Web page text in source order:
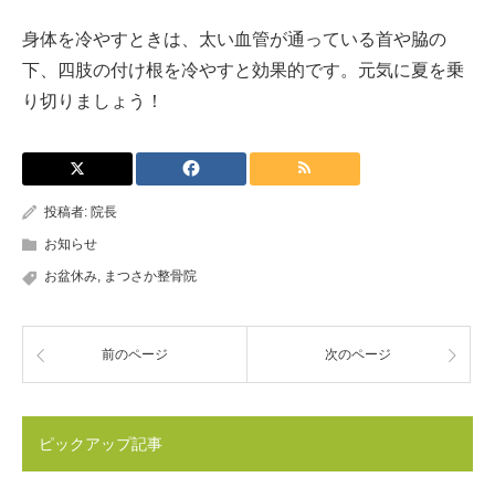
身体を冷やすときは、太い血管が通っている首や脇の
下、四肢の付け根を冷やすと効果的です。元気に夏を乗
り切りましょう！
投稿者: 院長
お知らせ
お盆休み, まつさか整骨院
前のページ 次のページ
ピックアップ記事